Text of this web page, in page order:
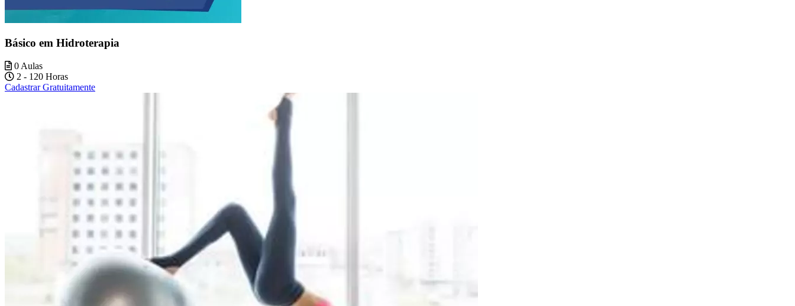
Básico em Hidroterapia
0 Aulas
2 - 120 Horas
Cadastrar Gratuitamente